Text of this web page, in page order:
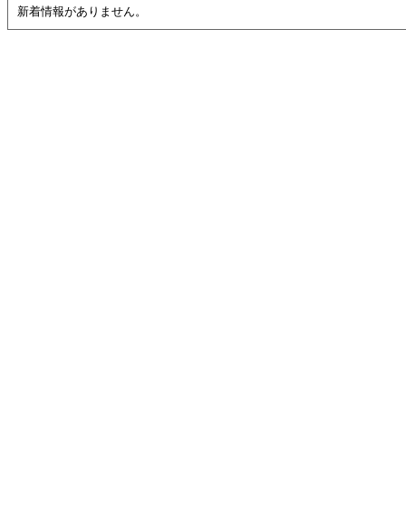
新着情報がありません。